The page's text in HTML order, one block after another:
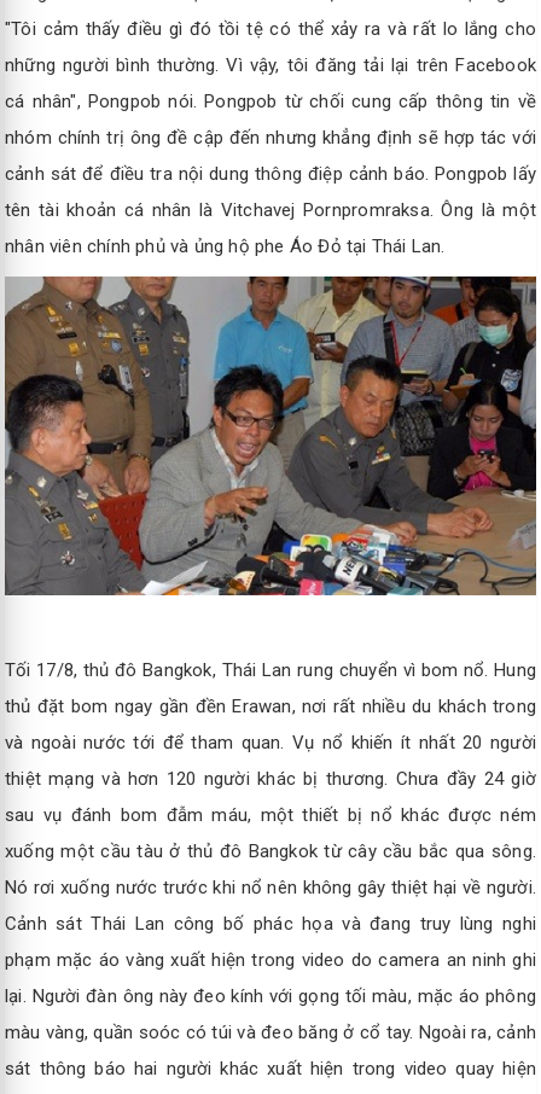
"Tôi cảm thấy điều gì đó tồi tệ có thể xảy ra và rất lo lắng cho
những người bình thường. Vì vậy, tôi đăng tải lại trên Facebook
cá nhân", Pongpob nói. Pongpob từ chối cung cấp thông tin về
nhóm chính trị ông đề cập đến nhưng khẳng định sẽ hợp tác với
cảnh sát để điều tra nội dung thông điệp cảnh báo. Pongpob lấy
tên tài khoản cá nhân là Vitchavej Pornpromraksa. Ông là một
nhân viên chính phủ và ủng hộ phe Áo Đỏ tại Thái Lan.
Tối 17/8, thủ đô Bangkok, Thái Lan rung chuyển vì bom nổ. Hung
thủ đặt bom ngay gần đền Erawan, nơi rất nhiều du khách trong
và ngoài nước tới để tham quan. Vụ nổ khiến ít nhất 20 người
thiệt mạng và hơn 120 người khác bị thương. Chưa đầy 24 giờ
sau vụ đánh bom đẫm máu, một thiết bị nổ khác được ném
xuống một cầu tàu ở thủ đô Bangkok từ cây cầu bắc qua sông.
Nó rơi xuống nước trước khi nổ nên không gây thiệt hại về người.
Cảnh sát Thái Lan công bố phác họa và đang truy lùng nghi
phạm mặc áo vàng xuất hiện trong video do camera an ninh ghi
lại. Người đàn ông này đeo kính với gọng tối màu, mặc áo phông
màu vàng, quần soóc có túi và đeo băng ở cổ tay. Ngoài ra, cảnh
sát thông báo hai người khác xuất hiện trong video quay hiện